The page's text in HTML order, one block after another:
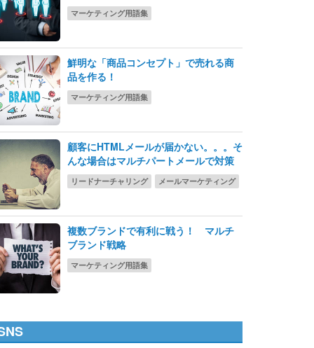
マーケティング用語集
鮮明な「商品コンセプト」で売れる商
品を作る！
マーケティング用語集
顧客にHTMLメールが届かない。。。そ
んな場合はマルチパートメールで対策
リードナーチャリング メールマーケティング
複数ブランドで有利に戦う！ マルチ
ブランド戦略
マーケティング用語集